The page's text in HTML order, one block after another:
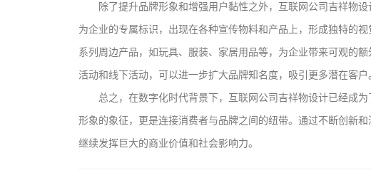
除了提升品牌形象和增强用户黏性之外，互联网公司吉祥物
为企业的专属标识，出现在各种宣传物料和产品上，形成独特的
系列周边产品，如玩具、服装、家居用品等，为企业带来可观的
活动和线下活动，可以进一步扩大品牌知名度，吸引更多潜在客户
总之，在数字化时代背景下，互联网公司吉祥物设计已经成
形象的象征，更是连接消费者与品牌之间的纽带。通过不断创新
继续发挥巨大的商业价值和社会影响力。